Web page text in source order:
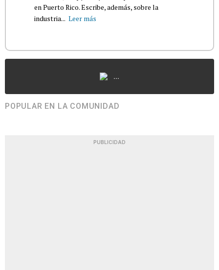
en Puerto Rico. Escribe, además, sobre la
industria... Leer más
...
POPULAR EN LA COMUNIDAD
PUBLICIDAD